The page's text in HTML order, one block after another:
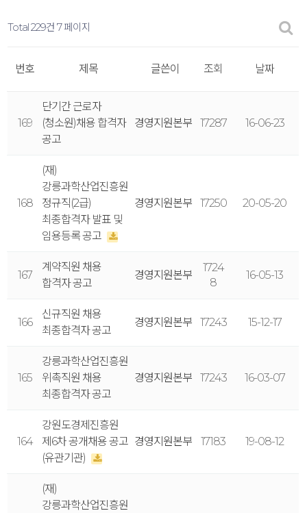
Total 229건 7 페이지
번호 제목 글쓴이 조회 날짜
169
단기간 근로자
(청소원)채용 합격자
공고
경영지원본부 17287 16-06-23
168
(재)
강릉과학산업진흥원
정규직(2급)
최종합격자 발표 및
임용등록 공고
경영지원본부 17250 20-05-20
167
계약직원 채용
합격자 공고
경영지원본부
1724
8
16-05-13
166
신규직원 채용
최종합격자 공고
경영지원본부 17243 15-12-17
165
강릉과학산업진흥원
위촉직원 채용
최종합격자 공고
경영지원본부 17243 16-03-07
164
강원도경제진흥원
제6차 공개채용 공고
(유관기관)
경영지원본부 17183 19-08-12
(재)
강릉과학산업진흥원